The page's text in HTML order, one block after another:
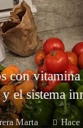
con vitamina
el sistema
Marta Hace